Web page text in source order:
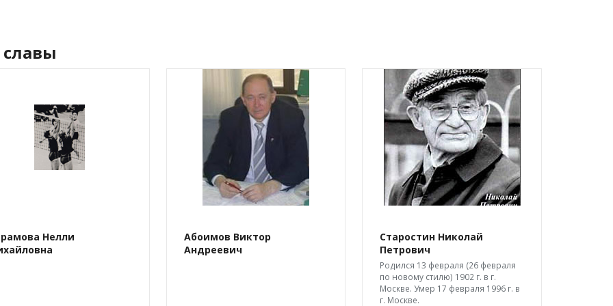
Нелли
Абоимов Виктор
Андреевич
Старостин Николай
Петрович
Родился 13 февраля (26 февраля
по новому стилю) 1902 г. в г.
Москве. Умер 17 февраля 1996 г. в
г. Москве.